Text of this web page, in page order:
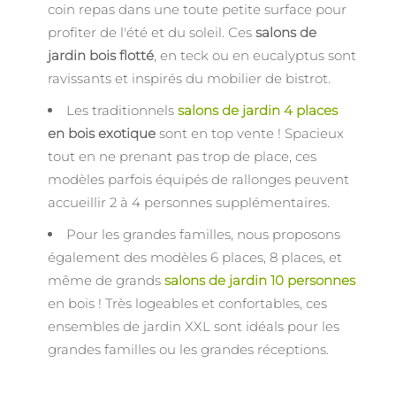
coin repas dans une toute petite surface pour
profiter de l'été et du soleil. Ces salons de
jardin bois flotté, en teck ou en eucalyptus sont
ravissants et inspirés du mobilier de bistrot.
Les traditionnels salons de jardin 4 places
en bois exotique sont en top vente ! Spacieux
tout en ne prenant pas trop de place, ces
modèles parfois équipés de rallonges peuvent
accueillir 2 à 4 personnes supplémentaires.
Pour les grandes familles, nous proposons
également des modèles 6 places, 8 places, et
même de grands salons de jardin 10 personnes
en bois ! Très logeables et confortables, ces
ensembles de jardin XXL sont idéals pour les
grandes familles ou les grandes réceptions.